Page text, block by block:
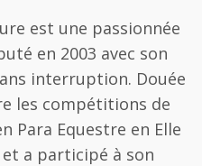
est une passionnée
en 2003 avec son
interruption. Douée
les compétitions de
Para Equestre en Elle
et a participé à son